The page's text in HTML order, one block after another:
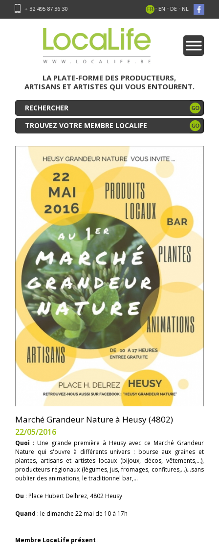
+ 32 495 87 36 30 FR - EN - DE - NL
LA PLATE-FORME DES PRODUCTEURS,
ARTISANS ET ARTISTES QUI VOUS ENTOURENT.
TROUVEZ VOTRE MEMBRE LOCALIFE
Marché Grandeur Nature à Heusy (4802)
22/05/2016
Quoi : Une grande première à Heusy avec ce Marché Grandeur
Nature qui s'ouvre à différents univers : bourse aux graines et
plantes, artisans et artistes locaux (bijoux, décos, vêtements,...),
producteurs régionaux (légumes, jus, fromages, confitures,...)...sans
oublier des animations, le traditionnel bar,...
Ou : Place Hubert Delhrez, 4802 Heusy
Quand : le dimanche 22 mai de 10 à 17h
Membre LocaLife présent :